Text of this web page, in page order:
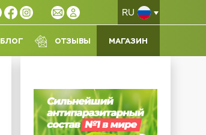
RU
БЛОГ ОТЗЫВЫ МАГАЗИН